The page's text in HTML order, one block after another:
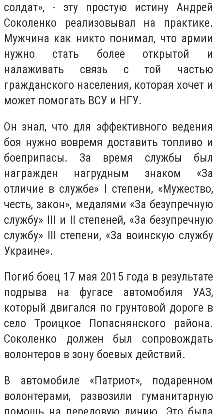
солдат», - эту простую истину Андрей
Соколенко реализовывал на практике.
Мужчина как никто понимал, что армии
нужно стать более открытой и
налаживать связь с той частью
гражданского населения, которая хочет и
может помогать ВСУ и НГУ.
Он знал, что для эффективного ведения
боя нужно вовремя доставить топливо и
боеприпасы. За время службы был
награжден нагрудным знаком «За
отличие в службе» I степени, «Мужество,
честь, закон», медалями «За безупречную
службу» III и II степеней, «За безупречную
службу» III степени, «За воинскую службу
Украине».
Погиб боец 17 мая 2015 года в результате
подрыва на фугасе автомобиля УАЗ,
который двигался по грунтовой дороге в
село Троицкое Попаснянского района.
Соколенко должен был сопровождать
волонтеров в зону боевых действий.
В автомобиле «Патриот», подаренном
волонтерами, развозили гуманитарную